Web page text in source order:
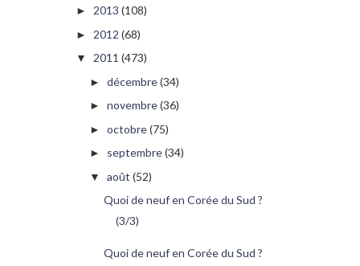
► 2013 (108)
► 2012 (68)
▼ 2011 (473)
► décembre(34)
► novembre(36)
► octobre(75)
► septembre(34)
▼ août (52)
Quoi de neuf en Corée du Sud ?
(3/3)
Quoi de neuf en Corée du Sud ?